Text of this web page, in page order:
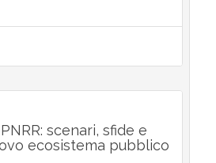
scenari, sfide e
ecosistema pubblico